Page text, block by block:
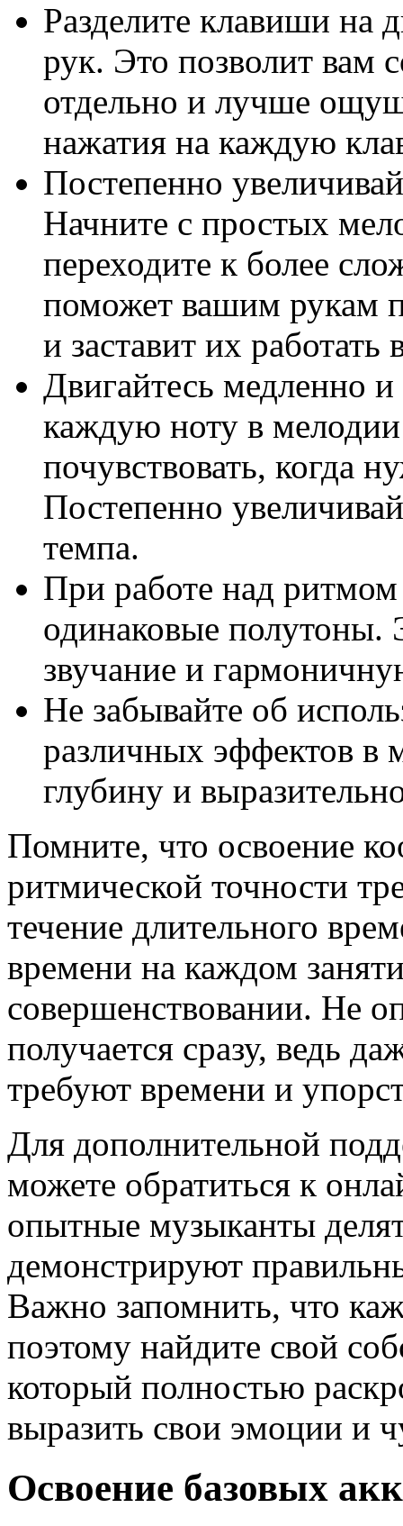
Разделите клавиши на
рук. Это позволит вам
отдельно и лучше
нажатия на каждую
Постепенно
Начните с простых
переходите к более
поможет вашим рукам
и заставит их работать
Двигайтесь медленно
каждую ноту в
почувствовать, когда
Постепенно
темпа.
При работе над ритмом
одинаковые полутоны.
звучание и
Не забывайте об
различных эффектов в
глубину и
Помните, что освоение
ритмической точности
течение длительного
времени на каждом
совершенствовании. Не
получается сразу, ведь
требуют времени и
Для дополнительной
можете обратиться к
опытные музыканты
демонстрируют
Важно запомнить, что
поэтому найдите свой
который полностью
выразить свои эмоции и
Освоение базовых